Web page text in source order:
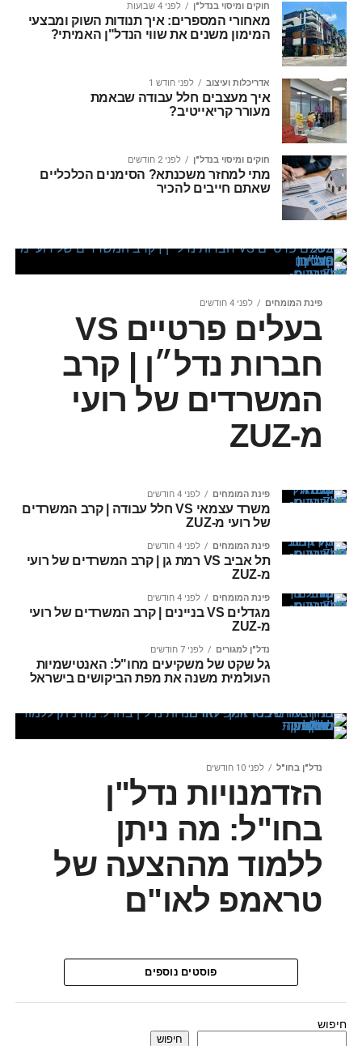
חוקים ומיסוי בנדל"ן לפני 4 שבועות
מאחורי המספרים: איך תנודות השוק ומבצעי
המימון משנים את שווי הנדל"ן האמיתי?
אדריכלות ועיצוב לפני חודש 1
איך מעצבים חלל עבודה שבאמת
מעורר קריאייטיב?
חוקים ומיסוי בנדל"ן לפני 2 חודשים
מתי למחזר משכנתא? הסימנים הכלכליים
שאתם חייבים להכיר
פינת המומחים לפני 4 חודשים
בעלים פרטיים VS
חברות נדל״ן | קרב
המשרדים של רועי
מ-ZUZ
פינת המומחים לפני 4 חודשים
משרד עצמאי VS חלל עבודה | קרב המשרדים
של רועי מ-ZUZ
פינת המומחים לפני 4 חודשים
תל אביב VS רמת גן | קרב המשרדים של רועי
מ-ZUZ
פינת המומחים לפני 4 חודשים
מגדלים VS בניינים | קרב המשרדים של רועי
מ-ZUZ
נדל"ן למגורים לפני 7 חודשים
גל שקט של משקיעים מחו"ל: האנטישמיות
העולמית משנה את מפת הביקושים בישראל
נדל"ן בחו"ל לפני 10 חודשים
הזדמנויות נדל"ן
בחו"ל: מה ניתן
ללמוד מההצעה של
טראמפ לאו"ם
פוסטים נוספים
חיפוש
חיפוש